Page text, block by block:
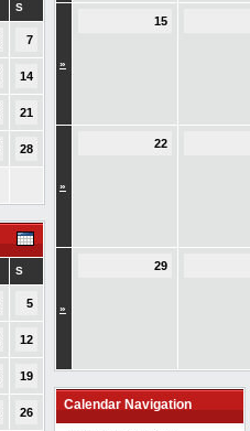
S
7
14
21
28
S
5
12
19
26
»
15
»
22
»
29
Calendar Navigation